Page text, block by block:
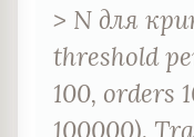
> N для
threshold
100, orders
100000).